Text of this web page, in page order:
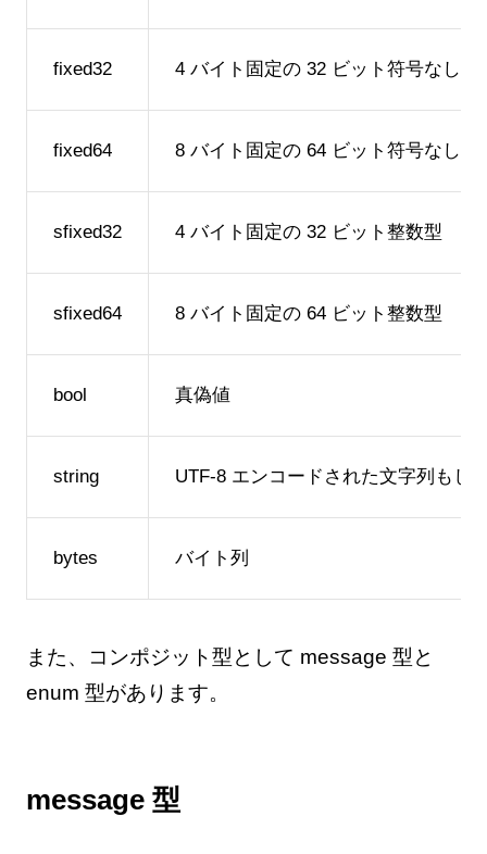
fixed32 4 バイト固定の 32 ビット符号なし整
fixed64 8 バイト固定の 64 ビット符号なし整
sfixed32 4 バイト固定の 32 ビット整数型
sfixed64 8 バイト固定の 64 ビット整数型
bool 真偽値
string UTF-8 エンコードされた文字列もし
bytes バイト列
また、コンポジット型として message 型と
enum 型があります。
message 型